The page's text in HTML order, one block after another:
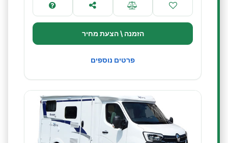
הזמנה \ הצעת מחיר
פרטים נוספים